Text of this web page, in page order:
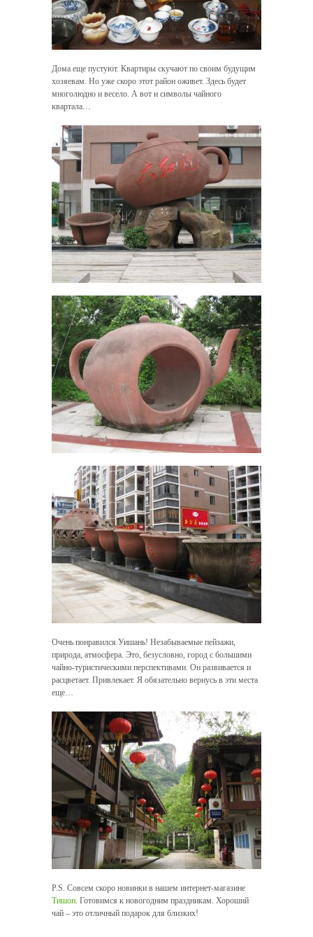
Дома еще пустуют. Квартиры скучают по своим будущим
хозяевам. Но уже скоро этот район оживет. Здесь будет
многолюдно и весело. А вот и символы чайного
квартала…
Очень понравился Уишань! Незабываемые пейзажи,
природа, атмосфера. Это, безусловно, город с большими
чайно-туристическими перспективами. Он развивается и
расцветает. Привлекает. Я обязательно вернусь в эти места
еще…
P.S. Совсем скоро новинки в нашем интернет-магазине
Тишоп . Готовимся к новогодним праздникам. Хороший
чай – это отличный подарок для близких!